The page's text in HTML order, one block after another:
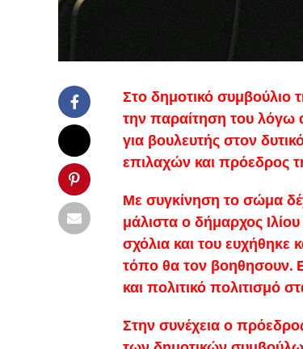
Στο δημοτικό συμβούλιο
την παραίτηση του λόγω
για βουλευτής στον
επιλαχών και πρόεδρος
Με συγκίνηση το σώμα
μάλιστα ο δήμαρχος
σχόλια και του ευχήθηκε
τόπο θα τον βοηθησουν.
και πολιτικό πολιτισμό
Στην συνέχεια ο